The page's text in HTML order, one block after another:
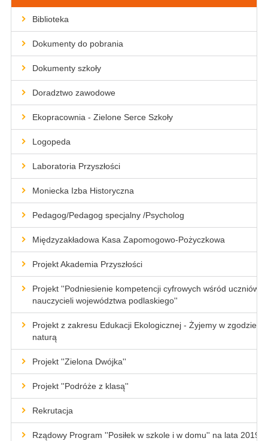
Biblioteka
Dokumenty do pobrania
Dokumenty szkoły
Doradztwo zawodowe
Ekopracownia - Zielone Serce Szkoły
Logopeda
Laboratoria Przyszłości
Moniecka Izba Historyczna
Pedagog/Pedagog specjalny /Psycholog
Międzyzakładowa Kasa Zapomogowo-Pożyczkowa
Projekt Akademia Przyszłości
Projekt ''Podniesienie kompetencji cyfrowych wśród uczniów i
nauczycieli województwa podlaskiego''
Projekt z zakresu Edukacji Ekologicznej - Żyjemy w zgodzie z
naturą
Projekt ''Zielona Dwójka''
Projekt ''Podróże z klasą''
Rekrutacja
Rządowy Program ''Posiłek w szkole i w domu'' na lata 2019-